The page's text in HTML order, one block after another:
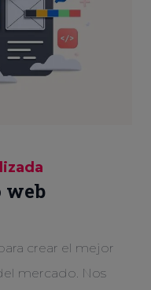
web
crear el mejor
mercado. Nos